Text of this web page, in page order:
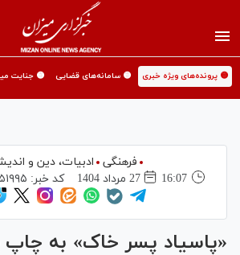
🟡 پرونده‌های ویژه خبری 🟡 سامانه‌های قضایی 🟡 جنایت
فرهنگی
ادبیات، دین و
16:07
27 مرداد 1404 کد خبر:
«پاسیاد پسر خاک» به چاپ